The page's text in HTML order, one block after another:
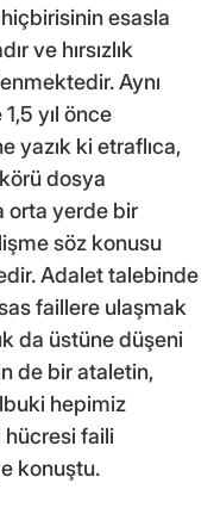
esasla
ve hırsızlık
Aynı
yıl önce
yazık ki etraflıca,
dosya
orta yerde bir
söz konusu
Adalet talebinde
faillere ulaşmak
da üstüne düşeni
de bir ataletin,
hepimiz
hücresi faili
konuştu.